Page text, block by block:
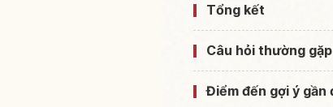
Tổng kết
Câu hỏi thường gặp
Điểm đến gợi ý gần